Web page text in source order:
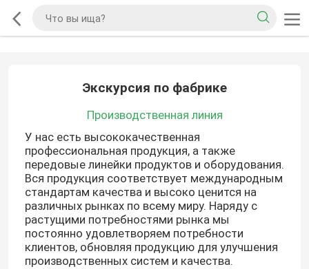
Экскурсия по фабрике
Производственная линия
У нас есть высококачественная
профессиональная продукция, а также
передовые линейки продуктов и оборудования.
Вся продукция соответствует международным
стандартам качества и высоко ценится на
различных рынках по всему миру. Наряду с
растущими потребностями рынка мы
постоянно удовлетворяем потребности
клиентов, обновляя продукцию для улучшения
производственных систем и качества.